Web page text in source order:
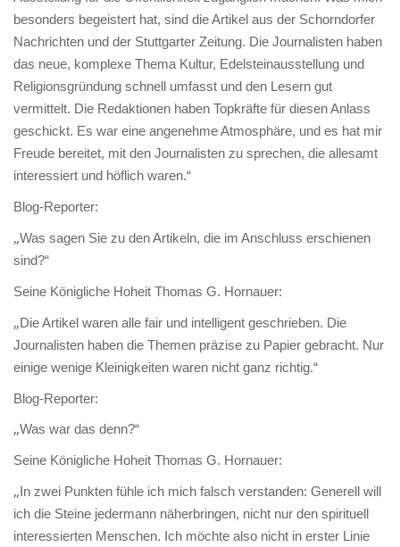
besonders begeistert hat, sind die Artikel aus der Schorndorfer
Nachrichten und der Stuttgarter Zeitung. Die Journalisten haben
das neue, komplexe Thema Kultur, Edelsteinausstellung und
Religionsgründung schnell umfasst und den Lesern gut
vermittelt. Die Redaktionen haben Topkräfte für diesen Anlass
geschickt. Es war eine angenehme Atmosphäre, und es hat mir
Freude bereitet, mit den Journalisten zu sprechen, die allesamt
interessiert und höflich waren.“
Blog-Reporter:
„Was sagen Sie zu den Artikeln, die im Anschluss erschienen
sind?“
Seine Königliche Hoheit Thomas G. Hornauer:
„Die Artikel waren alle fair und intelligent geschrieben. Die
Journalisten haben die Themen präzise zu Papier gebracht. Nur
einige wenige Kleinigkeiten waren nicht ganz richtig.“
Blog-Reporter:
„Was war das denn?“
Seine Königliche Hoheit Thomas G. Hornauer:
„ In zwei Punkten fühle ich mich falsch verstanden: Generell will
ich die Steine jedermann näherbringen, nicht nur den spirituell
interessierten Menschen. Ich möchte also nicht in erster Linie